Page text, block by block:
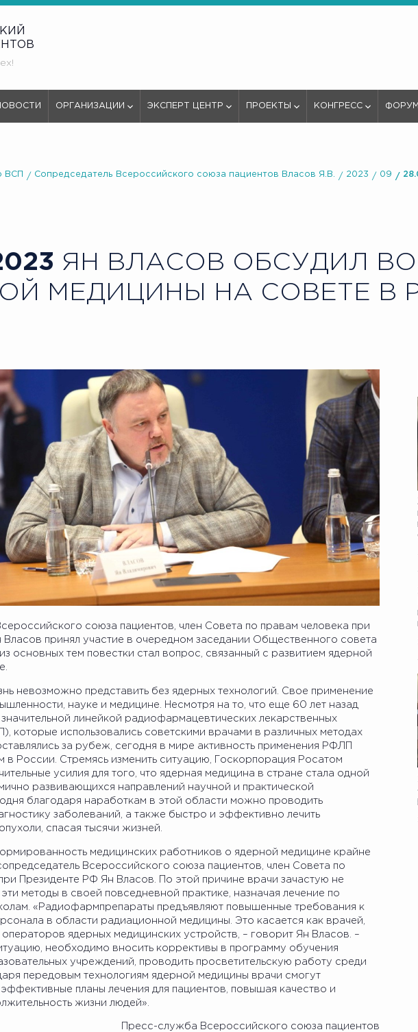
ОРГАНИЗАЦИИ ЭКСПЕРТ ЦЕНТР ПРОЕКТЫ КОНГРЕСС
ВСП Сопредседатель Всероссийского союза пациентов Власов Я.В. 2023 09
ЯН ВЛАСОВ ОБСУДИЛ
МЕДИЦИНЫ НА СОВЕТЕ В
союза пациентов, член Совета по правам человека при
Власов принял участие в очередном заседании Общественного совета
основных тем повестки стал вопрос, связанный с развитием ядерной
невозможно представить без ядерных технологий. Свое применение
науке и медицине. Несмотря на то, что еще 60 лет назад
линейкой радиофармацевтических лекарственных
которые использовались советскими врачами в различных методах
за рубеж, сегодня в мире активность применения РФЛП
в России. Стремясь изменить ситуацию, Госкорпорация Росатом
усилия для того, что ядерная медицина в стране стала одной
развивающихся направлений научной и практической
благодаря наработкам в этой области можно проводить
заболеваний, а также быстро и эффективно лечить
спасая тысячи жизней.
медицинских работников о ядерной медицине крайне
Всероссийского союза пациентов, член Совета по
Президенте РФ Ян Власов. По этой причине врачи зачастую не
методы в своей повседневной практике, назначая лечение по
«Радиофармпрепараты предъявляют повышенные требования к
в области радиационной медицины. Это касается как врачей,
ядерных медицинских устройств, – говорит Ян Власов. –
необходимо вносить коррективы в программу обучения
учреждений, проводить просветительскую работу среди
передовым технологиям ядерной медицины врачи смогут
эффективные планы лечения для пациентов, повышая качество и
жизни людей».
Пресс-служба Всероссийского союза пациентов